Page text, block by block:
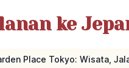
ke
Place Tokyo: Wisata,